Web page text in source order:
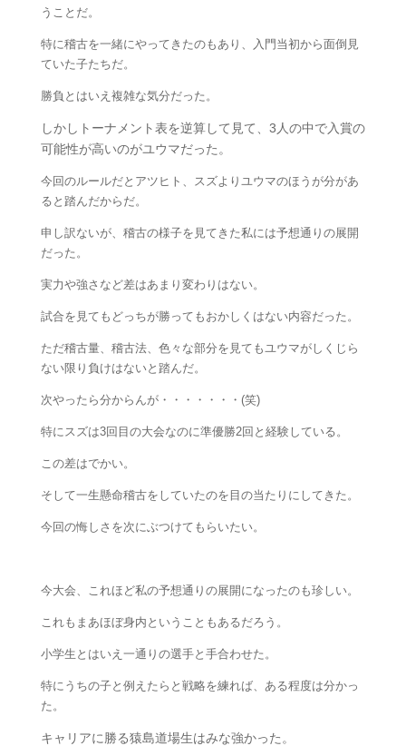
うことだ。
特に稽古を一緒にやってきたのもあり、入門当初から面倒見
ていた子たちだ。
勝負とはいえ複雑な気分だった。
しかしトーナメント表を逆算して見て、3人の中で入賞の
可能性が高いのがユウマだった。
今回のルールだとアツヒト、スズよりユウマのほうが分があ
ると踏んだからだ。
申し訳ないが、稽古の様子を見てきた私には予想通りの展開
だった。
実力や強さなど差はあまり変わりはない。
試合を見てもどっちが勝ってもおかしくはない内容だった。
ただ稽古量、稽古法、色々な部分を見てもユウマがしくじら
ない限り負けはないと踏んだ。
次やったら分からんが・・・・・・・(笑)
特にスズは3回目の大会なのに準優勝2回と経験している。
この差はでかい。
そして一生懸命稽古をしていたのを目の当たりにしてきた。
今回の悔しさを次にぶつけてもらいたい。
今大会、これほど私の予想通りの展開になったのも珍しい。
これもまあほぼ身内ということもあるだろう。
小学生とはいえ一通りの選手と手合わせた。
特にうちの子と例えたらと戦略を練れば、ある程度は分かっ
た。
キャリアに勝る猿島道場生はみな強かった。